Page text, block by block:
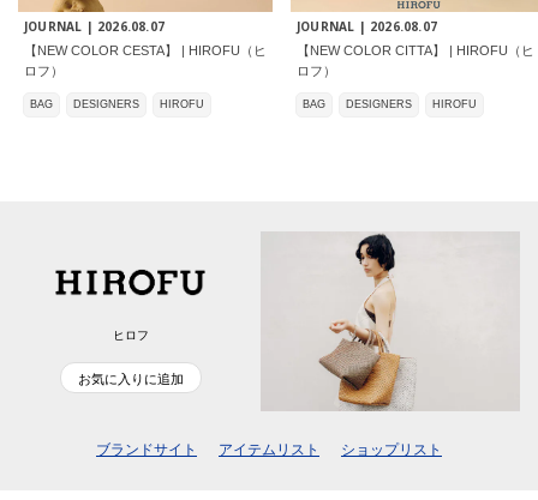
JOURNAL | 2026.08.07
【NEW COLOR CESTA】 | HIROFU（ヒ
ロフ）
BAG DESIGNERS HIROFU
JOURNAL | 2026.08.07
【NEW COLOR CITTA】 | HIROFU（ヒ
ロフ）
BAG DESIGNERS HIROFU
ヒロフ
お気に入りに追加
ブランドサイト アイテムリスト ショップリスト